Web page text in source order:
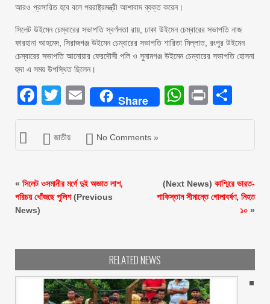
আরও প্রসারিত হবে বলে পররাষ্ট্রমন্ত্রী আশাবাদ ব্যক্ত করেন।
সিলেট উইমেন চেম্বারের সভাপতি স্বর্ণলতা রায়, ঢাকা উইমেন চেম্বারের সভাপতি নাজ
ফারহানা আহমেদ, সিরাজগঞ্জ উইমেন চেম্বারের সভাপতি শারিতা মিল্লাত, রংপুর উইমেন
চেম্বারের সভাপতি আনোয়ার ফেরদৌসী পলি ও সুনামগঞ্জ উইমেন চেম্বারের সভাপতি হোসনা
হুদা এ সময় উপস্থিত ছিলেন।
Facebook
Twitter
EmailShare Print
জাতীয় No Comments »
« সিলেট ওসমানীর মর্গে দুই অজ্ঞাত লাশ,
পরিচয় খোঁজছে পুলিশ(Previous
News)
(Next News) কাশ্মিরে ভারত-
পাকিস্তান সীমান্তে গোলাবর্ষণ, নিহত
১০ »
RELATED NEWS